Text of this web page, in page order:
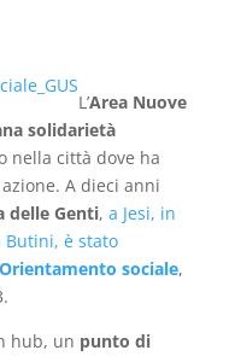
L’Area Nuove
solidarietà
nella città dove ha
A dieci anni
delle Genti, a Jesi, in
Butini, è stato
sociale,
hub, un punto di